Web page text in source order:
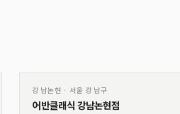
01
강남논현 · 서울 강남구
어반클래식 강남논현점